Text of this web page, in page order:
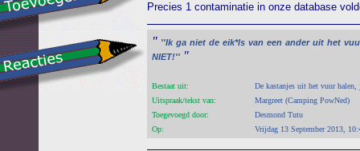
Precies 1 contaminatie in onze database
" ''Ik ga niet de eik*ls van een ander uit het
NIET!'' "
Bestaat uit:
De kastanjes uit het vuur
Uitspraak/tekst van:
Margreet (Camping PowNed)
Toegevoegd door:
Desmond Tutu
Op:
Vrijdag 13 September 2013,